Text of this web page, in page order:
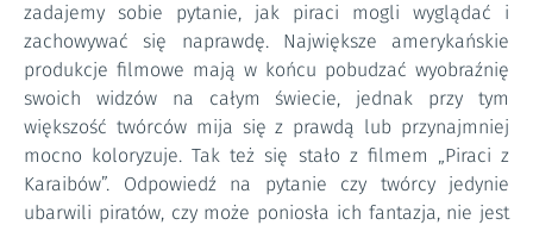
zadajemy sobie pytanie, jak piraci mogli wyglądać i
zachowywać się naprawdę. Największe amerykańskie
produkcje filmowe mają w końcu pobudzać wyobraźnię
swoich widzów na całym świecie, jednak przy tym
większość twórców mija się z prawdą lub przynajmniej
mocno koloryzuje. Tak też się stało z filmem „Piraci z
Karaibów”. Odpowiedź na pytanie czy twórcy jedynie
ubarwili piratów, czy może poniosła ich fantazja, nie jest